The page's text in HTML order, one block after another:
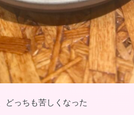
どっちも苦しくなった